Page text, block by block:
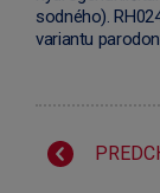
sodného).
variantu